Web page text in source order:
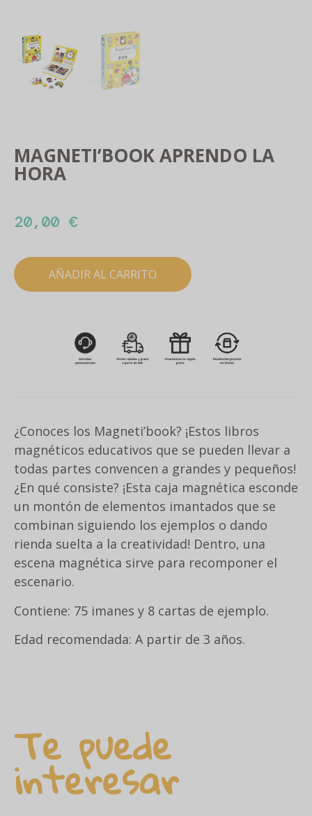
MAGNETI’BOOK APRENDO LA
HORA
20,00 €
AÑADIR AL CARRITO
¿Conoces los Magneti’book? ¡Estos libros
magnéticos educativos que se pueden llevar a
todas partes convencen a grandes y pequeños!
¿En qué consiste? ¡Esta caja magnética esconde
un montón de elementos imantados que se
combinan siguiendo los ejemplos o dando
rienda suelta a la creatividad! Dentro, una
escena magnética sirve para recomponer el
escenario.
Contiene: 75 imanes y 8 cartas de ejemplo.
Edad recomendada: A partir de 3 años.
Te puede
interesar